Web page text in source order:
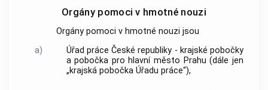
Orgány pomoci v hmotné nouzi
Orgány pomoci v hmotné nouzi jsou
a)
Úřad práce České republiky - krajské pobočky
a pobočka pro hlavní město Prahu (dále jen
„krajská pobočka Úřadu práce“),